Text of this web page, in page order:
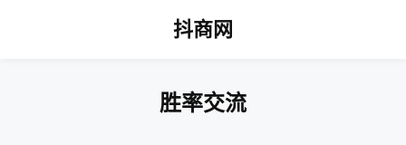
抖商网
胜率交流